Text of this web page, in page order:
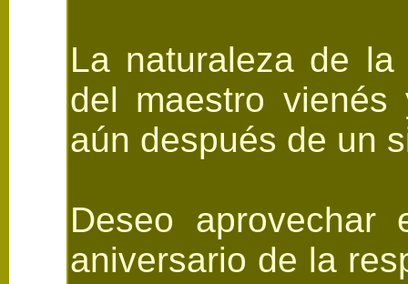
La naturaleza de
del maestro vienés
aún después de un
Deseo
aniversario de la